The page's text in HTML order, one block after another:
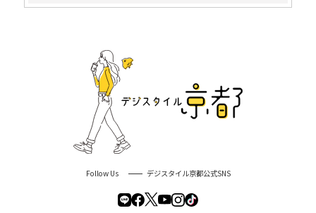
Follow Us デジスタイル京都公式SNS